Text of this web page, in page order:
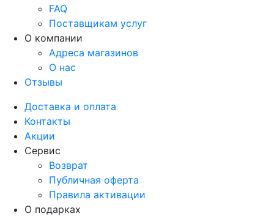
FAQ
Поставщикам услуг
О компании
Адреса магазинов
О нас
Отзывы
Доставка и оплата
Контакты
Акции
Сервис
Возврат
Публичная оферта
Правила активации
О подарках